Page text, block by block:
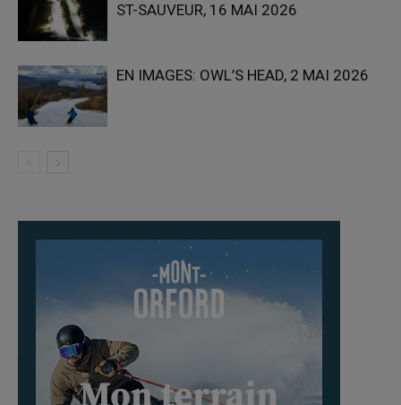
ST-SAUVEUR, 16 MAI 2026
EN IMAGES: OWL’S HEAD, 2 MAI 2026